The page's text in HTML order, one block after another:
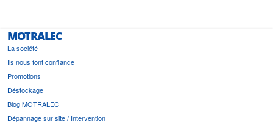
MOTRALEC
La société
Ils nous font confiance
Promotions
Déstockage
Blog MOTRALEC
Dépannage sur site / Intervention